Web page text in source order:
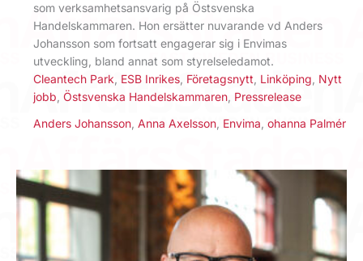
som verksamhetsansvarig på Östsvenska
Handelskammaren. Hon ersätter nuvarande vd Anders
Johansson som fortsatt engagerar sig i Envimas
utveckling, bland annat som styrelseledamot.
Cleantech Park ESB Inrikes Företagsnytt Linköping Nytt
jobb Östsvenska Handelskammaren Pressrelease
Anders Johansson Anna Axelsson Envima ohanna Palmér